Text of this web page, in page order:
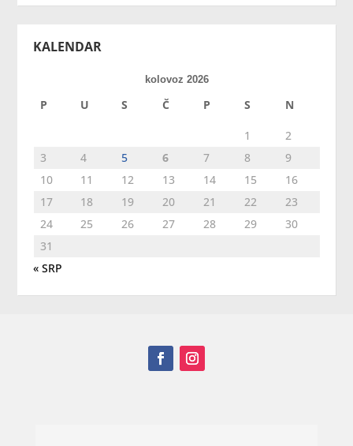
KALENDAR
kolovoz 2026
P U S Č P S N
1
2
3
4 5 6 7 8
9
10
11 12 13 14 15
16
17
18 19 20 21 22
23
24
25 26 27 28 29
30
31
« SRP